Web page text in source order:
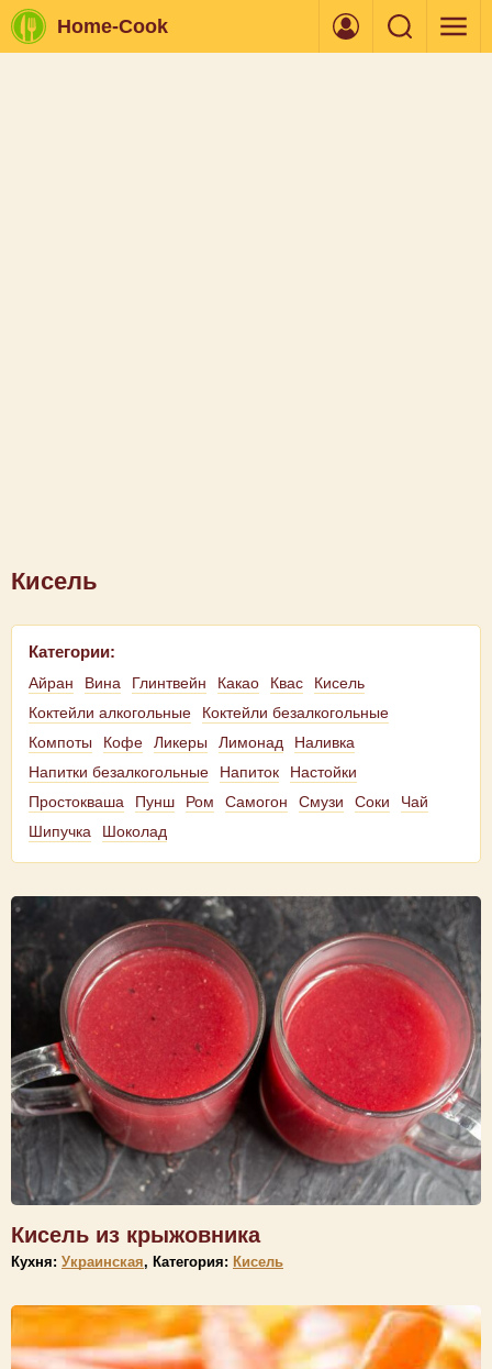
Home-Cook
Кисель
Категории:
Айран Вина Глинтвейн Какао Квас
Кисель
Коктейли алкогольные
Коктейли безалкогольные
Компоты
Кофе Ликеры Лимонад
Наливка
Напитки безалкогольные
Напиток
Настойки
Простокваша
Пунш Ром Самогон Смузи Соки
Чай
Шипучка
Шоколад
Кисель из крыжовника
Кухня: Украинская, Категория: Кисель